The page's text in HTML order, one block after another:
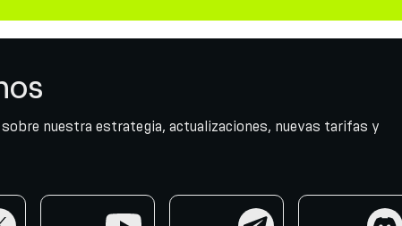
nuestra estrategia, actualizaciones, nuevas tarifas y